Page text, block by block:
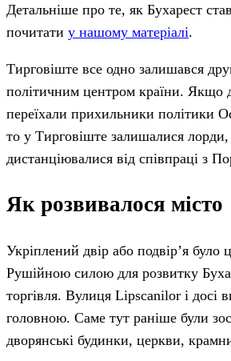
Детальніше про те, як Бухарест
почитати у нашому матеріалі.
Тирговіште все одно залишався
політичним центром країни. Якщо
переїхали прихильники політики
то у Тирговіште залишалися лорди,
дистанціювалися від співпраці з
Як розвивалося місто
Укріплений двір або подвір’я було
Рушійною силою для розвитку
торгівля. Вулиця Lipscanilor і досі
головною. Саме тут раніше були
дворянські будинки, церкви,